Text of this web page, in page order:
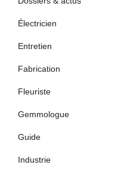
Électricien
Entretien
Fabrication
Fleuriste
Gemmologue
Guide
Industrie